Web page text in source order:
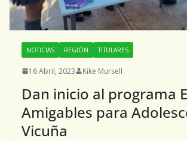
NOTICIAS REGIÓN TITULARES
16 Abril, 2023 Kike Mursell
Dan inicio al programa
Amigables para
Vicuña